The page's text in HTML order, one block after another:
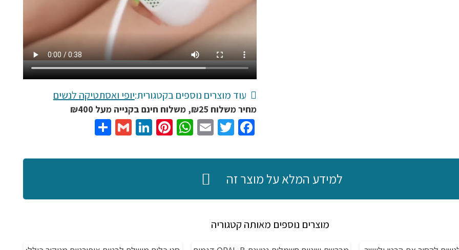
הגוף
עוד מוצרים נוספים בקטגורית:יופי ואסתטיקה לנשים
מחיר משלוח ₪25, משלוח חינם בקנייה מעל ₪400
Facebook
Twitter
Email
WhatsApp
Pinterest
LinkedIn
Gmail
למידע המלא על מוצר זה
מוצרים נוספים מאותה קטגוריה